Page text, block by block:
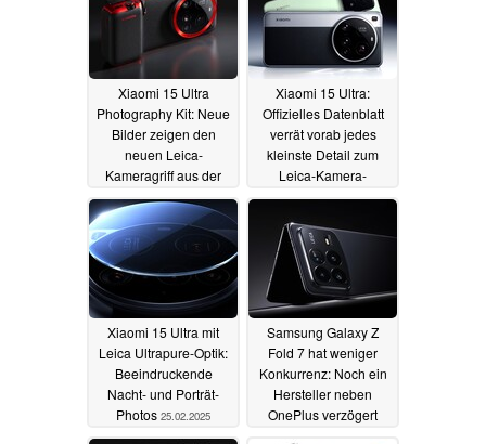
Xiaomi 15 Ultra
Photography Kit: Neue
Bilder zeigen den
neuen Leica-
Kameragriff aus der
Nähe25.02.2025
Xiaomi 15 Ultra:
Offizielles Datenblatt
verrät vorab jedes
kleinste Detail zum
Leica-Kamera-
Flaggschiff25.02.2025
Xiaomi 15 Ultra mit
Leica Ultrapure-Optik:
Beeindruckende
Nacht- und Porträt-
Photos 25.02.2025
Samsung Galaxy Z
Fold 7 hat weniger
Konkurrenz: Noch ein
Hersteller neben
OnePlus verzögert